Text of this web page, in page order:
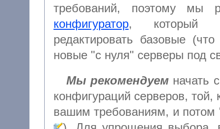
конфигуратор, который позволяет вам самостоятельно
редактировать базовые (что
новые "с
Мы рекомендуемначать
конфигураций серверов, той, которая наиболее точно соответствует